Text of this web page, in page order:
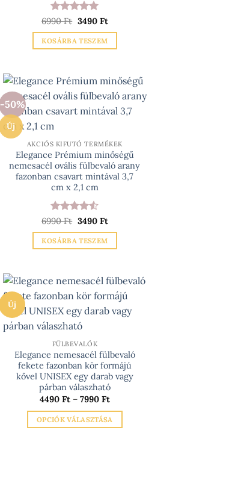
termékoldalon
választhatók
ki
Értékelés:5
6990Ft Original
was:
6990 Ft.
3490 FtCurrent
is:
3490 Ft.
KOSÁRBA TESZEM
-50%
Új
AKCIÓS KIFUTÓ TERMÉKEK
Elegance Prémium minőségű
nemesacél ovális fülbevaló arany
fazonban csavart mintával 3,7
cm x 2,1 cm
Értékelés:
6990Ft Original
was:
6990 Ft.
3490 FtCurrent
is:
3490 Ft.
KOSÁRBA TESZEM
Új
FÜLBEVALÓK
Elegance nemesacél fülbevaló
fekete fazonban kör formájú
kővel UNISEX egy darab vagy
párban válaszható
4490 Ft – 7990 FtÁrtartomány:
-
7990 Ft
OPCIÓK VÁLASZTÁSA